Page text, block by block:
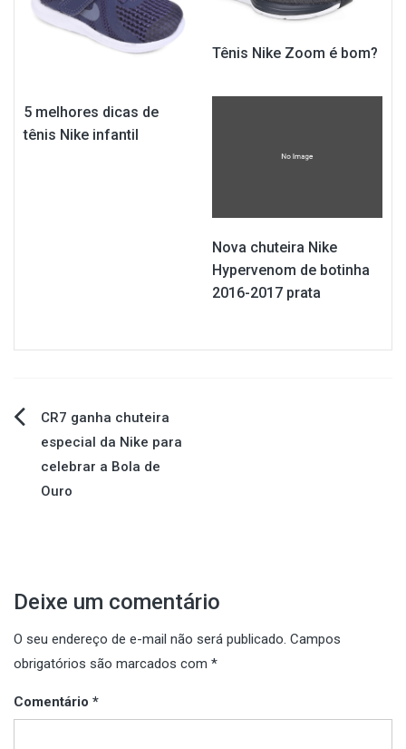
5 melhores dicas de
tênis Nike infantil
Tênis Nike Zoom é bom?
Nova chuteira Nike
Hypervenom de botinha
2016-2017 prata
Navegação
de
CR7 ganha chuteira
especial da Nike para
celebrar a Bola de
Ouro
Deixe um comentário
O seu endereço de e-mail não será publicado. Campos
obrigatórios são marcados com *
Comentário *